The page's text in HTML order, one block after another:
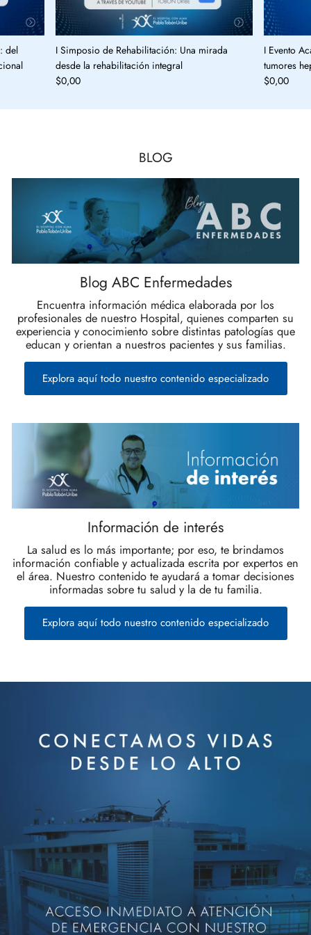
del
I Simposio de Rehabilitación: Una mirada
desde la rehabilitación integral
$0,00
I Evento
tumores
$0,00
BLOG
Blog ABC Enfermedades
Encuentra información médica elaborada por los
profesionales de nuestro Hospital, quienes comparten su
experiencia y conocimiento sobre distintas patologías que
educan y orientan a nuestros pacientes y sus familias.
Explora aquí todo nuestro contenido especializado
Información de interés
La salud es lo más importante; por eso, te brindamos
información confiable y actualizada escrita por expertos en
el área. Nuestro contenido te ayudará a tomar decisiones
informadas sobre tu salud y la de tu familia.
Explora aquí todo nuestro contenido especializado